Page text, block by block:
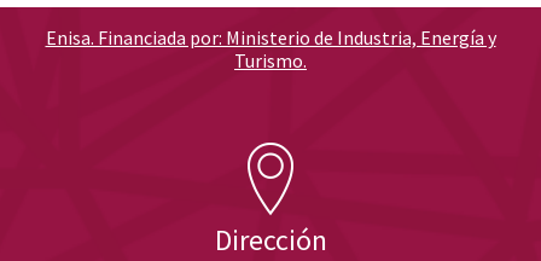
Dirección
Enisa. Financiada por: Ministerio de Industria, Energía y
Turismo.